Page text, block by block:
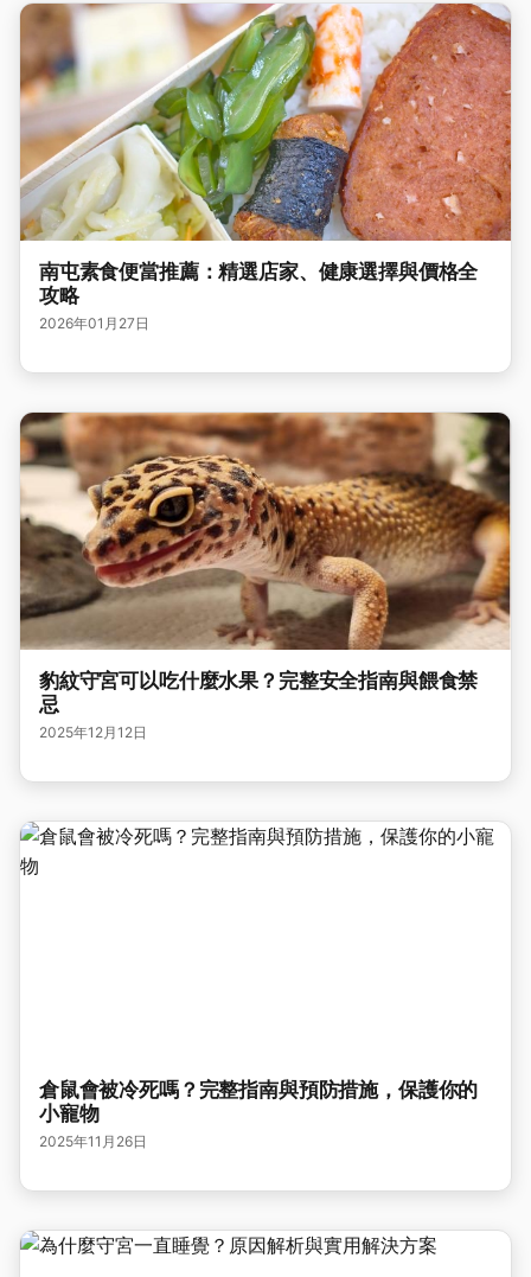
南屯素食便當推薦：精選店家、健康選擇與價格全
攻略
2026年01月27日
豹紋守宮可以吃什麼水果？完整安全指南與餵食禁
忌
2025年12月12日
倉鼠會被冷死嗎？完整指南與預防措施，保護你的
小寵物
2025年11月26日